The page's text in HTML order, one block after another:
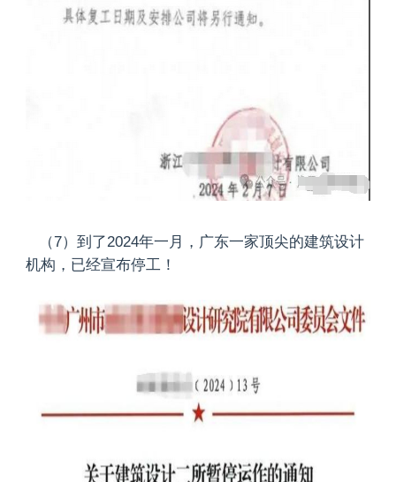
（7）到了2024年一月，广东一家顶尖的建筑设计
机构，已经宣布停工！